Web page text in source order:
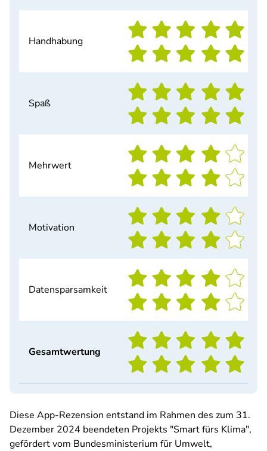
Handhabung
Spaß
Mehrwert
Motivation
Datensparsamkeit
Gesamtwertung
Diese App-Rezension entstand im Rahmen des zum 31.
Dezember 2024 beendeten Projekts "Smart fürs Klima",
gefördert vom Bundesministerium für Umwelt,